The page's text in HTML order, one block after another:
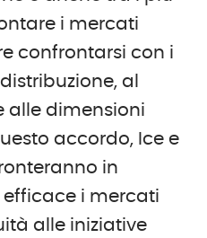
i mercati
confrontarsi con i
al
alle dimensioni
accordo, Ice e
in
i mercati
alle iniziative